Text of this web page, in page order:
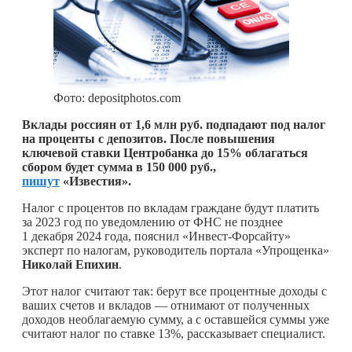
Фото: depositphotos.com
Вклады россиян от 1,6 млн руб. подпадают под налог
на проценты с депозитов. После повышения
ключевой ставки Центробанка до 15% облагаться
сбором будет сумма в 150 000 руб.,
пишут «Известия».
Налог с процентов по вкладам граждане будут платить
за 2023 год по уведомлению от ФНС не позднее
1 декабря 2024 года, пояснил «Инвест-Форсайту»
эксперт по налогам, руководитель портала «Упрощенка»
Николай Епихин.
Этот налог считают так: берут все процентные доходы с
ваших счетов и вкладов — отнимают от полученных
доходов необлагаемую сумму, а с оставшейся суммы уже
считают налог по ставке 13%, рассказывает специалист.